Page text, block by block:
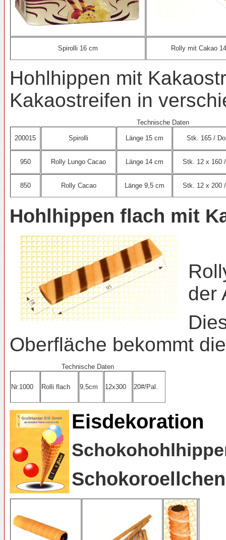
Spirolli 16 cm Rolly mit Cakao
Hohlhippen mit
Kakaostreifen in
Technische Daten
200015 Spirolli Länge 15 cm Stk. 165 /
950 Rolly Lungo Cacao Länge 14 cm Stk. 12 x 160
850 Rolly Cacao Länge 9,5 cm Stk. 12 x 200
Hohlhippen flach mit
der
Oberfläche bekommt
Technische Daten
Nr.1000 Rolli flach 9,5cm 12x300 20#/Pal.
Eisdekoration
Schokoroellchen